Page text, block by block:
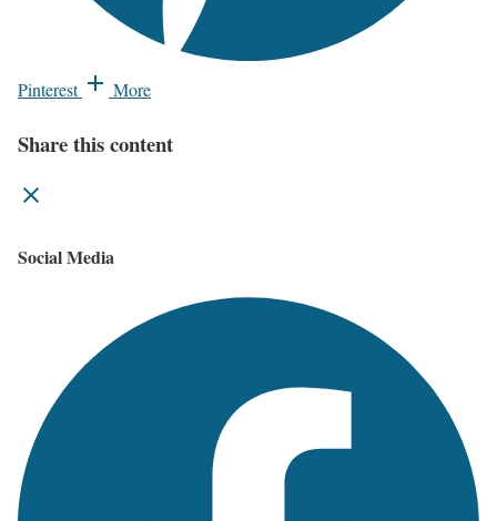
Pinterest More
Share this content
Social Media